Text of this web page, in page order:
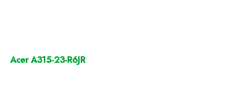
Acer A315-23-R6JR